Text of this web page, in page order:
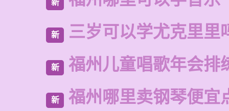
新
新 三岁可以学尤克里里
新 福州儿童唱歌年会排
新 福州哪里卖钢琴便宜